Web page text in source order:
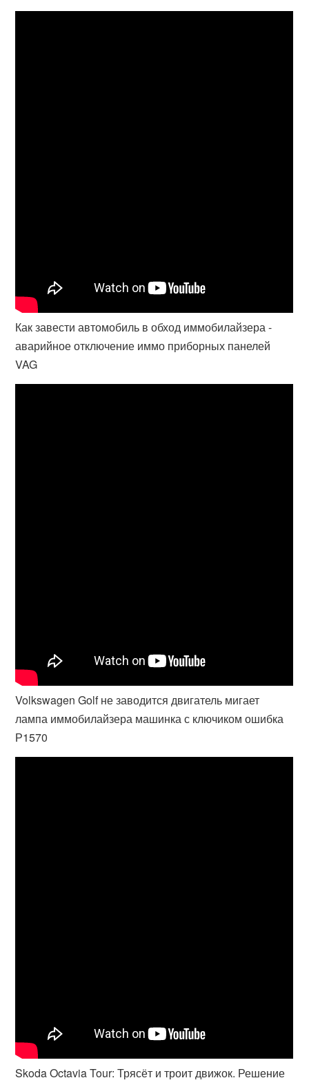
Как завести автомобиль в обход иммобилайзера -
аварийное отключение иммо приборных панелей
VAG
Volkswagen Golf не заводится двигатель мигает
лампа иммобилайзера машинка с ключиком ошибка
Р1570
Skoda Octavia Tour: Трясёт и троит движок. Решение